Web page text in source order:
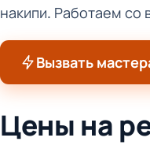
накипи. Работаем со
Вызвать
Цены на